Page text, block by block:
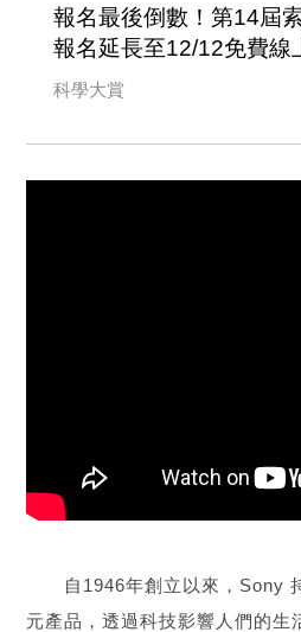
報名最後倒數！第14屆
報名延長至12/12免費線
科學大賞
自1946年創立以來，Sony
元產品，透過科技影響人們的生